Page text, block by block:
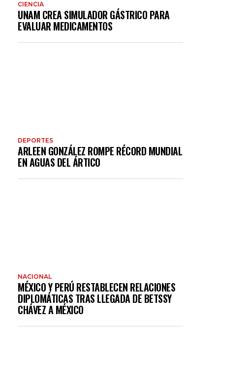
CIENCIA
UNAM CREA SIMULADOR GÁSTRICO PARA
EVALUAR MEDICAMENTOS
DEPORTES
ARLEEN GONZÁLEZ ROMPE RÉCORD MUNDIAL
EN AGUAS DEL ÁRTICO
NACIONAL
MÉXICO Y PERÚ RESTABLECEN RELACIONES
DIPLOMÁTICAS TRAS LLEGADA DE BETSSY
CHÁVEZ A MÉXICO